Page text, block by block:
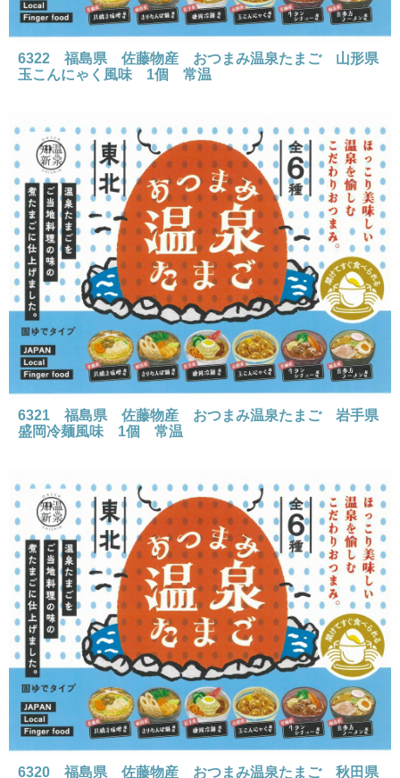
6322 福島県 佐藤物産 おつまみ温泉たまご 山形県
玉こんにゃく風味 1個 常温
6321 福島県 佐藤物産 おつまみ温泉たまご 岩手県
盛岡冷麺風味 1個 常温
6320 福島県 佐藤物産 おつまみ温泉たまご 秋田県